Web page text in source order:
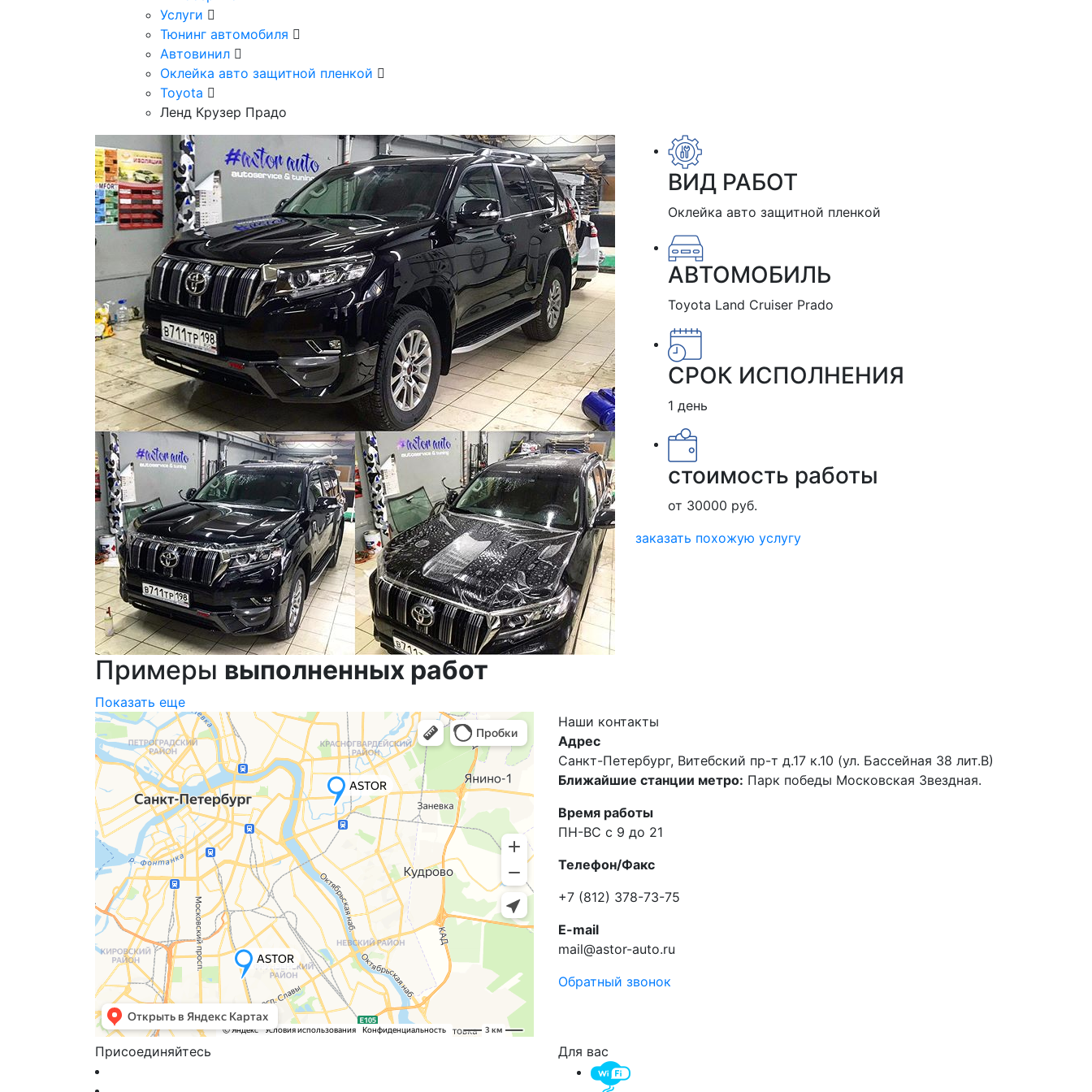
Услуги
Тюнинг автомобиля
Автовинил
Оклейка авто защитной пленкой
Toyota
Ленд Крузер Прадо
ВИД РАБОТ
Оклейка авто защитной пленкой
АВТОМОБИЛЬ
Toyota Land Cruiser Prado
СРОК ИСПОЛНЕНИЯ
1 день
стоимость работы
от 30000 руб.
заказать похожую услугу
Примеры выполненных работ
Показать еще
Наши контакты
Адрес
Санкт-Петербург, Витебский пр-т д.17 к.10 (ул. Бассейная 38 лит.В)
Ближайшие станции метро: Парк победы Московская Звездная.
Время работы
ПН-ВС с 9 до 21
Телефон/Факс
+7 (812) 378-73-75
E-mail
mail@astor-auto.ru
Обратный звонок
Присоединяйтесь Для вас